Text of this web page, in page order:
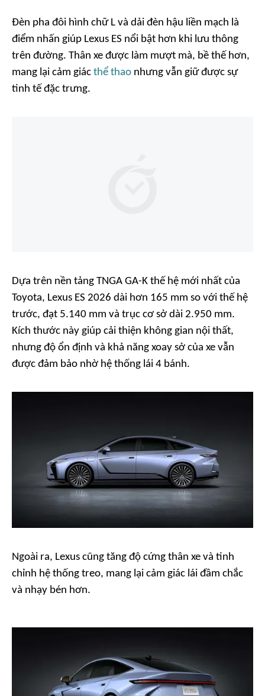
Đèn pha đôi hình chữ L và dải đèn hậu liền mạch là
điểm nhấn giúp Lexus ES nổi bật hơn khi lưu thông
trên đường. Thân xe được làm mượt mà, bề thế hơn,
mang lại cảm giác thể thao nhưng vẫn giữ được sự
tinh tế đặc trưng.
Dựa trên nền tảng TNGA GA-K thế hệ mới nhất của
Toyota, Lexus ES 2026 dài hơn 165 mm so với thế hệ
trước, đạt 5.140 mm và trục cơ sở dài 2.950 mm.
Kích thước này giúp cải thiện không gian nội thất,
nhưng độ ổn định và khả năng xoay sở của xe vẫn
được đảm bảo nhờ hệ thống lái 4 bánh.
Ngoài ra, Lexus cũng tăng độ cứng thân xe và tinh
chỉnh hệ thống treo, mang lại cảm giác lái đầm chắc
và nhạy bén hơn.